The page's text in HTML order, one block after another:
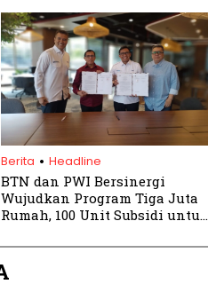
Berita . Headline
BTN dan PWI Bersinergi
Wujudkan Program Tiga Juta
Rumah, 100 Unit Subsidi untuk